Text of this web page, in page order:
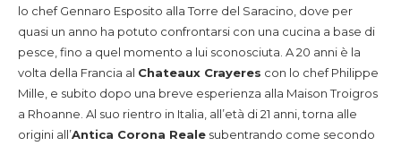
lo chef Gennaro Esposito alla Torre del Saracino, dove per
quasi un anno ha potuto confrontarsi con una cucina a base di
pesce, fino a quel momento a lui sconosciuta. A 20 anni è la
volta della Francia al Chateaux Crayeres con lo chef Philippe
Mille, e subito dopo una breve esperienza alla Maison Troigros
a Rhoanne. Al suo rientro in Italia, all’età di 21 anni, torna alle
origini all’Antica Corona Reale subentrando come secondo